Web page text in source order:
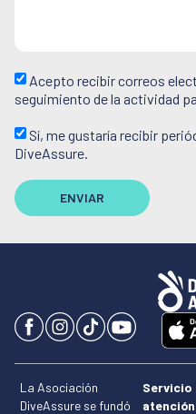
Acepto recibir correos
seguimiento de la actividad
Sí, me gustaría recibir
DiveAssure.
ENVIAR
La Asociación
DiveAssure se fundó
Servicio